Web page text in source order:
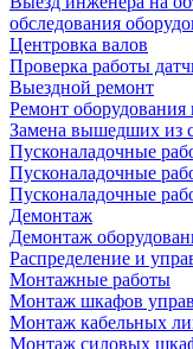
обследования
Центровка валов
Проверка работы
Выездной ремонт
Ремонт оборудования
Замена вышедших из
Пусконаладочные
Пусконаладочные
Пусконаладочные
Демонтаж
Демонтаж
Распределение и
Монтажные работы
Монтаж шкафов
Монтаж кабельных
Монтаж силовых